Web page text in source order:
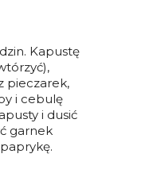
Kapustę
pieczarek,
i cebulę
i dusić
garnek